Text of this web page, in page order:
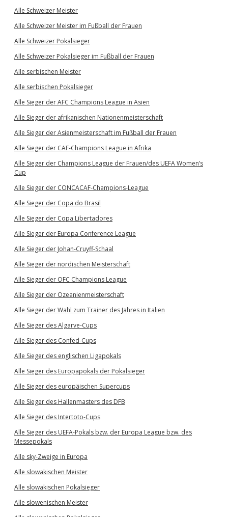
Alle Schweizer Meister
Alle Schweizer Meister im Fußball der Frauen
Alle Schweizer Pokalsieger
Alle Schweizer Pokalsieger im Fußball der Frauen
Alle serbischen Meister
Alle serbischen Pokalsieger
Alle Sieger der AFC Champions League in Asien
Alle Sieger der afrikanischen Nationenmeisterschaft
Alle Sieger der Asienmeisterschaft im Fußball der Frauen
Alle Sieger der CAF-Champions League in Afrika
Alle Sieger der Champions League der Frauen/des UEFA Women’s
Cup
Alle Sieger der CONCACAF-Champions-League
Alle Sieger der Copa do Brasil
Alle Sieger der Copa Libertadores
Alle Sieger der Europa Conference League
Alle Sieger der Johan-Cruyff-Schaal
Alle Sieger der nordischen Meisterschaft
Alle Sieger der OFC Champions League
Alle Sieger der Ozeanienmeisterschaft
Alle Sieger der Wahl zum Trainer des Jahres in Italien
Alle Sieger des Algarve-Cups
Alle Sieger des Confed-Cups
Alle Sieger des englischen Ligapokals
Alle Sieger des Europapokals der Pokalsieger
Alle Sieger des europäischen Supercups
Alle Sieger des Hallenmasters des DFB
Alle Sieger des Intertoto-Cups
Alle Sieger des UEFA-Pokals bzw. der Europa League bzw. des
Messepokals
Alle sky-Zweige in Europa
Alle slowakischen Meister
Alle slowakischen Pokalsieger
Alle slowenischen Meister